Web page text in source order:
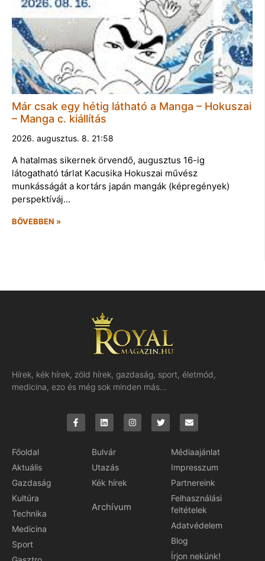
Már csak egy hétig látható a Manga – Hokuszai
– Manga c. kiállítás
2026. augusztus. 8. 21:58
A hatalmas sikernek örvendő, augusztus 16-ig
látogatható tárlat Kacusika Hokuszai művész
munkásságát a kortárs japán mangák (képregények)
perspektíváj…
BŐVEBBEN »
Hírek, kék hírek, zöld hírek, gazdaság, sport, életmód,
medicina, ezo és még sok minden más…
Főoldal
Aktuális
Gazdaság
Kultúra
Technika
Medicina
Sport
Bulvár
Utazás
Kék hírek
Archívum
Médiaajánlat
Impresszum
Partnereink
Felhasználási
feltételek
Adatvédelem
Blog
Írjon nekünk!